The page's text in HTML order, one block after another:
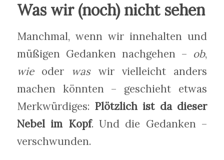
Was wir (noch) nicht sehen
Manchmal, wenn wir innehalten und
müßigen Gedanken nachgehen – ob,
wie oder was wir vielleicht anders
machen könnten – geschieht etwas
Merkwürdiges: Plötzlich ist da dieser
Nebel im Kopf. Und die Gedanken –
verschwunden.